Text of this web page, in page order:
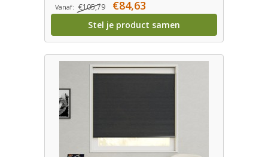
Vanaf: €105,79 €84,63
Stel je product samen